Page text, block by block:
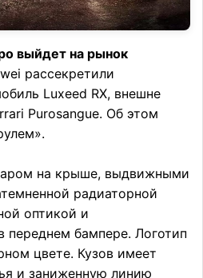
выйдет на рынок
рассекретили
Luxeed RX, внешне
Purosangue. Об этом
на крыше, выдвижными
радиаторной
оптикой и
переднем бампере. Логотип
цвете. Кузов имеет
и заниженную линию